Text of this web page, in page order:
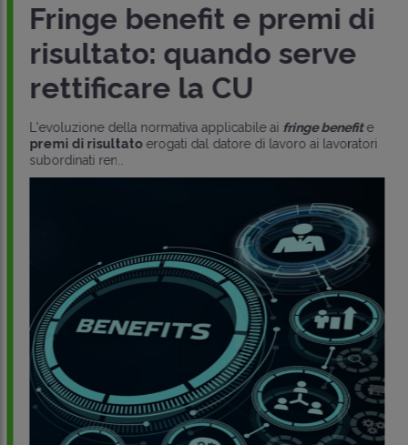
Fringe benefit e premi di
risultato: quando serve
rettificare la CU
L'evoluzione della normativa applicabile aifringe benefite
premi di risultatoerogati dal datore di lavoro ai lavoratori
subordinati ren..